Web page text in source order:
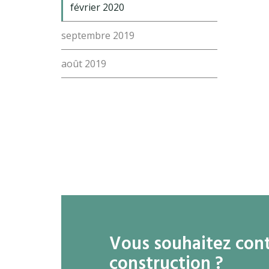
février 2020
septembre 2019
août 2019
Vous souhaitez